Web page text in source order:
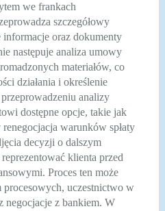
we frankach
szczegółowy
oraz dokumenty
następuje analiza umowy
materiałów, co
działania i określenie
analizy
dostępne opcje, takie jak
warunków spłaty
decyzji o dalszym
klienta przed
Proces ten może
procesowych, uczestnictwo w
negocjacje z bankiem. W